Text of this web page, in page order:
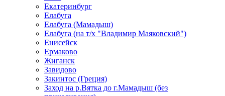
Екатеринбург
Елабуга
Елабуга (Мамадыш)
Елабуга (на т/х "Владимир Маяковский")
Енисейск
Ермаково
Жиганск
Завидово
Закинтос (Греция)
Заход на р.Вятка до г.Мамадыш (без